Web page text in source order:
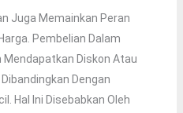
Juga Memainkan Peran
Pembelian Dalam
Mendapatkan Diskon Atau
Dengan
Hal Ini Disebabkan Oleh